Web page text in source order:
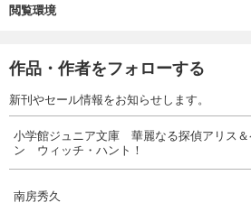
閲覧環境
作品・作者をフォローする
新刊やセール情報をお知らせします。
小学館ジュニア文庫 華麗なる探偵アリス
ン ウィッチ・ハント！
南房秀久